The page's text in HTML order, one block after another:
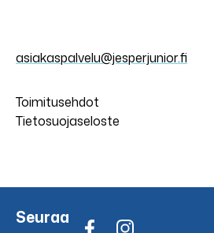
asiakaspalvelu@jesperjunior.fi
Toimitusehdot
Tietosuojaseloste
Seuraa